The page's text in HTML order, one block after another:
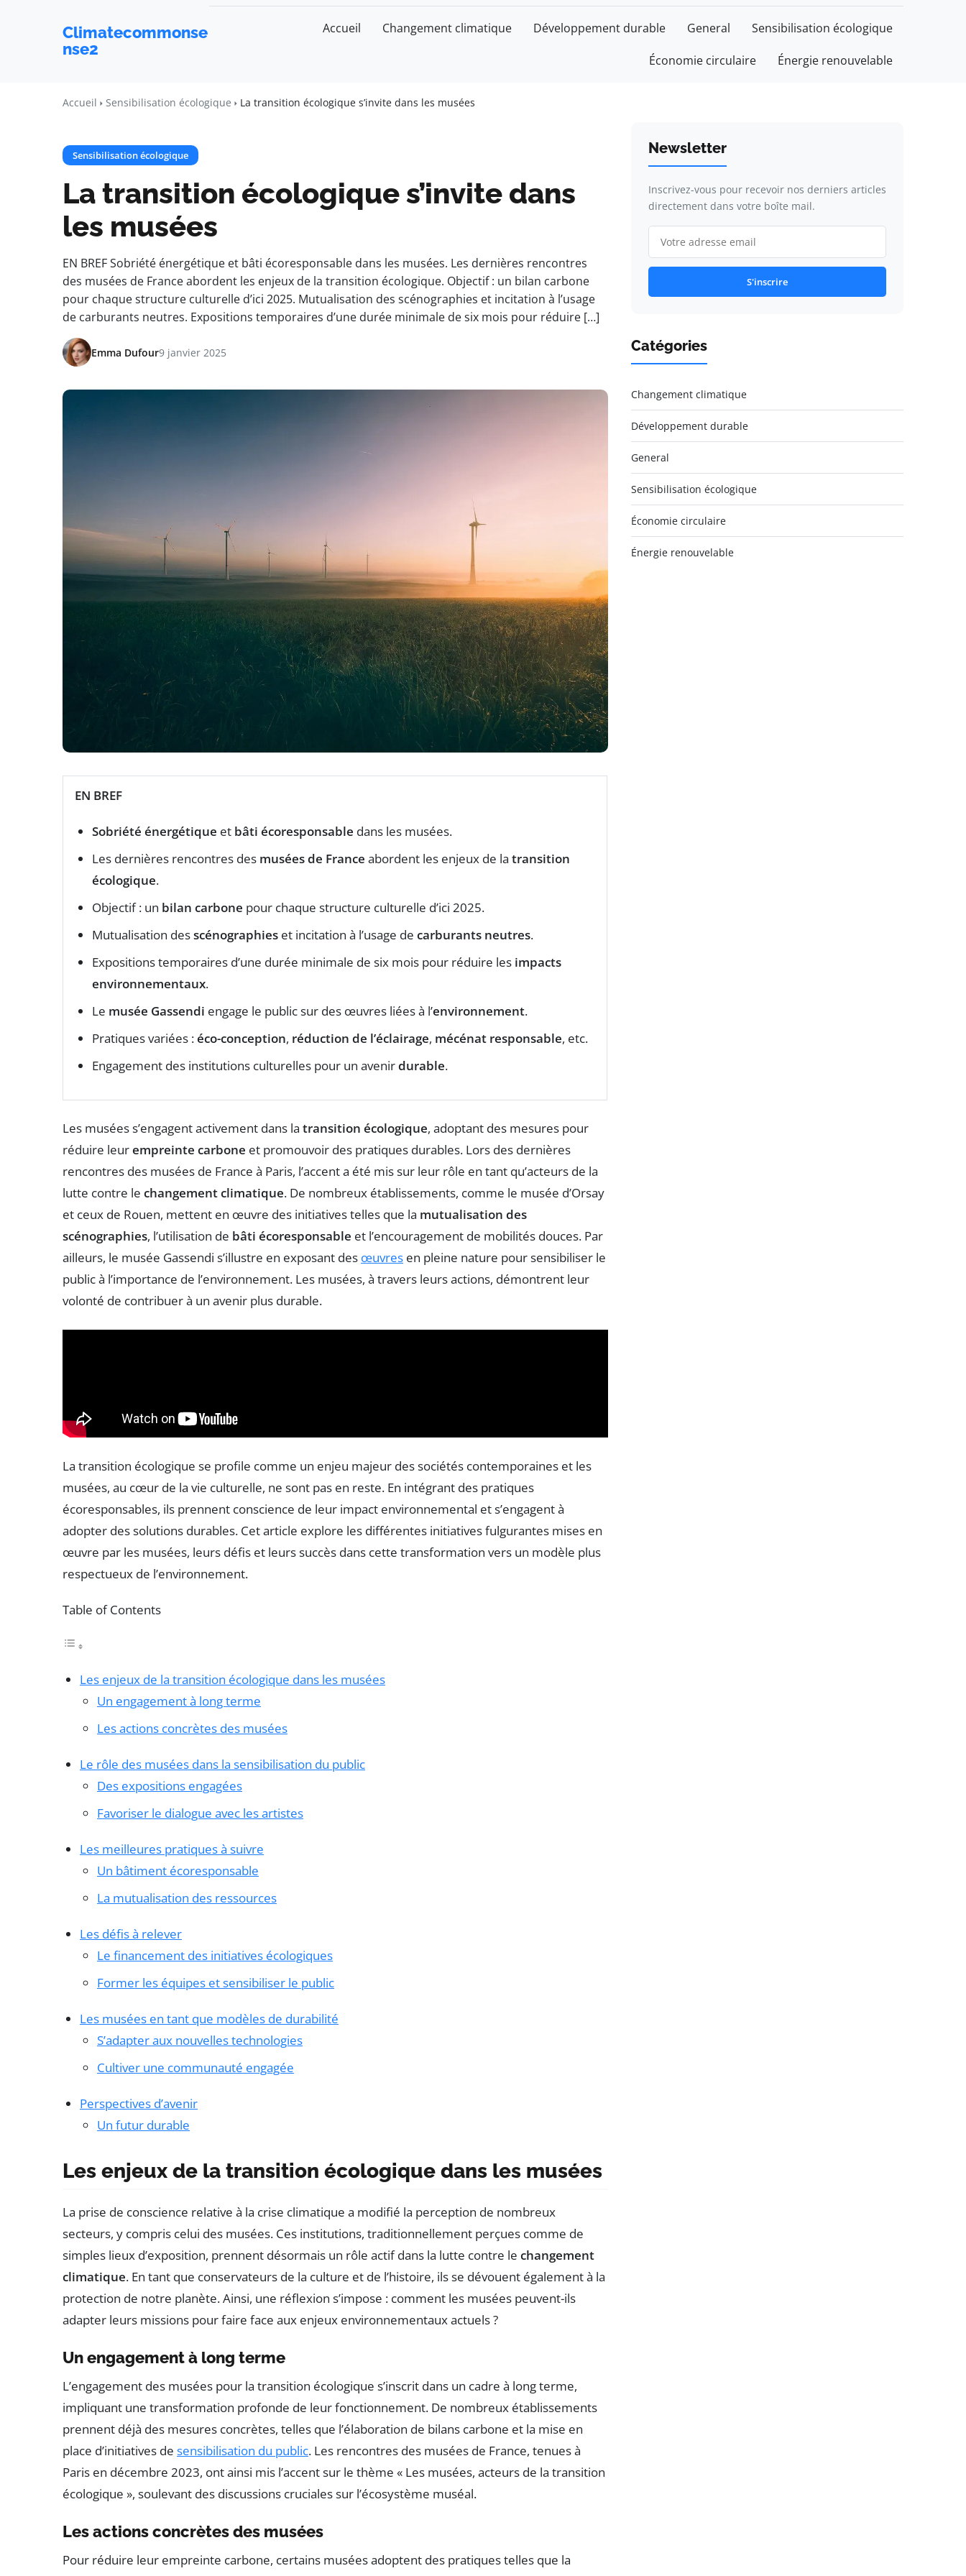
Climatecommonse
nse2
Accueil Changement climatique Développement durable General Sensibilisation écologique
Économie circulaire Énergie renouvelable
Accueil Sensibilisation écologique La transition écologique s’invite dans les musées
Sensibilisation écologique
La transition écologique s’invite dans
les musées
EN BREF Sobriété énergétique et bâti écoresponsable dans les musées. Les dernières rencontres
des musées de France abordent les enjeux de la transition écologique. Objectif : un bilan carbone
pour chaque structure culturelle d’ici 2025. Mutualisation des scénographies et incitation à l’usage
de carburants neutres. Expositions temporaires d’une durée minimale de six mois pour réduire […]
Emma Dufour9 janvier 2025
EN BREF
Sobriété énergétique et bâti écoresponsable dans les musées.
Les dernières rencontres des musées de France abordent les enjeux de la transition
écologique.
Objectif : un bilan carbone pour chaque structure culturelle d’ici 2025.
Mutualisation desscénographies et incitation à l’usage de carburants neutres.
Expositions temporaires d’une durée minimale de six mois pour réduire les impacts
environnementaux.
Le musée Gassendi engage le public sur des œuvres liées à l’environnement.
Pratiques variées :éco-conception, réduction de l’éclairage, mécénat responsable, etc.
Engagement des institutions culturelles pour un avenirdurable.
Les musées s’engagent activement dans la transition écologique, adoptant des mesures pour
réduire leurempreinte carbone et promouvoir des pratiques durables. Lors des dernières
rencontres des musées de France à Paris, l’accent a été mis sur leur rôle en tant qu’acteurs de la
lutte contre le changement climatique. De nombreux établissements, comme le musée d’Orsay
et ceux de Rouen, mettent en œuvre des initiatives telles que la mutualisation des
scénographies, l’utilisation de bâti écoresponsable et l’encouragement de mobilités douces. Par
ailleurs, le musée Gassendi s’illustre en exposant des œuvres en pleine nature pour sensibiliser le
public à l’importance de l’environnement. Les musées, à travers leurs actions, démontrent leur
volonté de contribuer à un avenir plus durable.
La transition écologique se profile comme un enjeu majeur des sociétés contemporaines et les
musées, au cœur de la vie culturelle, ne sont pas en reste. En intégrant des pratiques
écoresponsables, ils prennent conscience de leur impact environnemental et s’engagent à
adopter des solutions durables. Cet article explore les différentes initiatives fulgurantes mises en
œuvre par les musées, leurs défis et leurs succès dans cette transformation vers un modèle plus
respectueux de l’environnement.
Table of Contents
Les enjeux de la transition écologique dans les musées
Un engagement à long terme
Les actions concrètes des musées
Le rôle des musées dans la sensibilisation du public
Des expositions engagées
Favoriser le dialogue avec les artistes
Les meilleures pratiques à suivre
Un bâtiment écoresponsable
La mutualisation des ressources
Les défis à relever
Le financement des initiatives écologiques
Former les équipes et sensibiliser le public
Les musées en tant que modèles de durabilité
S’adapter aux nouvelles technologies
Cultiver une communauté engagée
Perspectives d’avenir
Un futur durable
Les enjeux de la transition écologique dans les musées
La prise de conscience relative à la crise climatique a modifié la perception de nombreux
secteurs, y compris celui des musées. Ces institutions, traditionnellement perçues comme de
simples lieux d’exposition, prennent désormais un rôle actif dans la lutte contre le changement
climatique. En tant que conservateurs de la culture et de l’histoire, ils se dévouent également à la
protection de notre planète. Ainsi, une réflexion s’impose : comment les musées peuvent-ils
adapter leurs missions pour faire face aux enjeux environnementaux actuels ?
Un engagement à long terme
L’engagement des musées pour la transition écologique s’inscrit dans un cadre à long terme,
impliquant une transformation profonde de leur fonctionnement. De nombreux établissements
prennent déjà des mesures concrètes, telles que l’élaboration de bilans carbone et la mise en
place d’initiatives de sensibilisation du public. Les rencontres des musées de France, tenues à
Paris en décembre 2023, ont ainsi mis l’accent sur le thème « Les musées, acteurs de la transition
écologique », soulevant des discussions cruciales sur l’écosystème muséal.
Les actions concrètes des musées
Pour réduire leur empreinte carbone, certains musées adoptent des pratiques telles que la
Newsletter
Inscrivez-vous pour recevoir nos derniers articles
directement dans votre boîte mail.
S'inscrire
Catégories
Changement climatique
Développement durable
General
Sensibilisation écologique
Économie circulaire
Énergie renouvelable